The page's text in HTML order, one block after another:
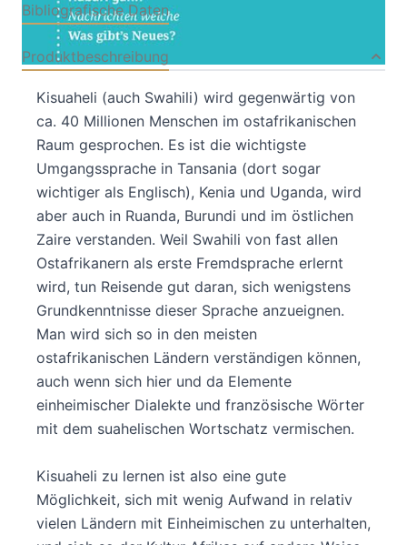
Bibliografische Daten
Produktbeschreibung
Kisuaheli (auch Swahili) wird gegenwärtig von
ca. 40 Millionen Menschen im ostafrikanischen
Raum gesprochen. Es ist die wichtigste
Umgangssprache in Tansania (dort sogar
wichtiger als Englisch), Kenia und Uganda, wird
aber auch in Ruanda, Burundi und im östlichen
Zaire verstanden. Weil Swahili von fast allen
Ostafrikanern als erste Fremdsprache erlernt
wird, tun Reisende gut daran, sich wenigstens
Grundkenntnisse dieser Sprache anzueignen.
Man wird sich so in den meisten
ostafrikanischen Ländern verständigen können,
auch wenn sich hier und da Elemente
einheimischer Dialekte und französische Wörter
mit dem suahelischen Wortschatz vermischen.
Kisuaheli zu lernen ist also eine gute
Möglichkeit, sich mit wenig Aufwand in relativ
vielen Ländern mit Einheimischen zu unterhalten,